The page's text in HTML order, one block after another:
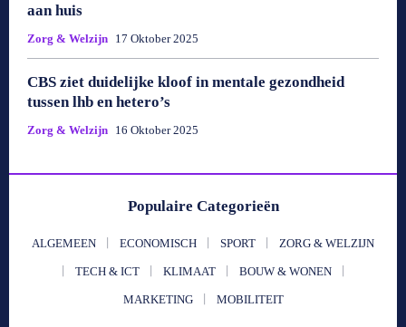
aan huis
Zorg & Welzijn 17 Oktober 2025
CBS ziet duidelijke kloof in mentale gezondheid
tussen lhb en hetero’s
Zorg & Welzijn 16 Oktober 2025
Populaire Categorieën
ALGEMEEN ECONOMISCH SPORT ZORG & WELZIJN
TECH & ICT KLIMAAT BOUW & WONEN
MARKETING MOBILITEIT